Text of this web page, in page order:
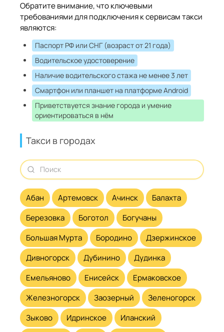
Обратите внимание, что ключевыми
требованиями для подключения к сервисам такси
являются:
Паспорт РФ или СНГ (возраст от 21 года)
Водительское удостоверение
Наличие водительского стажа не менее 3 лет
Смартфон или планшет на платформе Android
Приветствуется знание города и умение
ориентироваться в нём
Такси в городах
Абан Артемовск Ачинск
Балахта
Березовка
Боготол
Богучаны
Большая Мурта
Бородино
Дзержинское
Дивногорск
Дубинино
Дудинка
Емельяново
Енисейск
Ермаковское
Железногорск
Заозерный
Зеленогорск
Зыково
Идринское
Иланский